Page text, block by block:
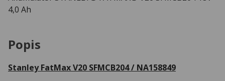
4,0 Ah
Popis
Stanley FatMax V20 SFMCB204 / NA158849